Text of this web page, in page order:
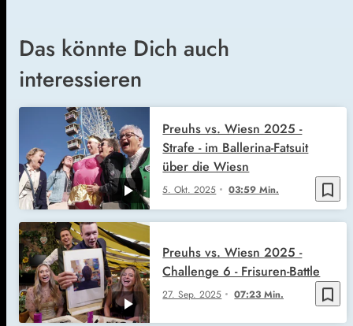
Das könnte Dich auch
interessieren
bookmark_border
5. Okt. 2025 03:59 Min.
Preuhs vs. Wiesn 2025 -
Strafe - im Ballerina-Fatsuit
über die Wiesn
bookmark_border
27. Sep. 2025 07:23 Min.
Preuhs vs. Wiesn 2025 -
Challenge 6 - Frisuren-Battle